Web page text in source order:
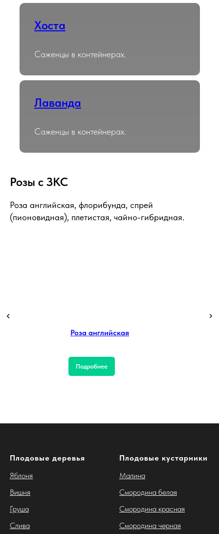
Хоста
Саженцы в контейнерах.
Лаванда
Саженцы в контейнерах.
Розы с ЗКС
Роза английская, флорибунда, спрей
(пионовидная), плетистая, чайно-гибридная.
Роза английская
Подробнее
Плодовые деревья
Яблоня
Вишня
Груша
Слива
Плодовые кустарники
Малина
Смородина белая
Смородина красная
Смородина черная